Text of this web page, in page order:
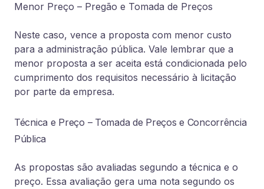
Menor Preço – Pregão e Tomada de Preços
Neste caso, vence a proposta com menor custo
para a administração pública. Vale lembrar que a
menor proposta a ser aceita está condicionada pelo
cumprimento dos requisitos necessário à licitação
por parte da empresa.
Técnica e Preço – Tomada de Preços e Concorrência
Pública
As propostas são avaliadas segundo a técnica e o
preço. Essa avaliação gera uma nota segundo os